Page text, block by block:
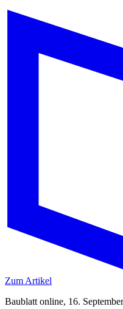
Zum Artikel
Baublatt online, 16.